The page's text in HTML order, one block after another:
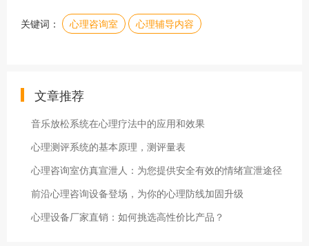
关键词： 心理咨询室 心理辅导内容
文章推荐
音乐放松系统在心理疗法中的应用和效果
心理测评系统的基本原理，测评量表
心理咨询室仿真宣泄人：为您提供安全有效的情绪宣泄途径
前沿心理咨询设备登场，为你的心理防线加固升级
心理设备厂家直销：如何挑选高性价比产品？